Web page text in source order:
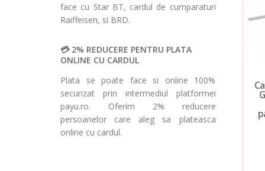
face cu Star BT, cardul de cumparaturi
Raiffeisen, si BRD.
2% REDUCERE PENTRU PLATA
ONLINE CU CARDUL
Plata se poate face si online 100%
securizat prin intermediul platformei
payu.ro. Oferim 2% reducere
persoanelor care aleg sa plateasca
online cu cardul.